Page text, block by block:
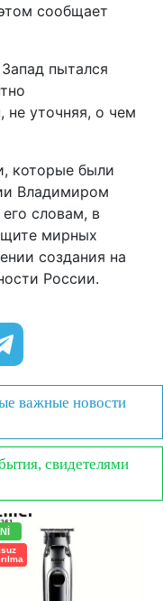
сообщает
пытался
не уточняя, о чем
которые были
Владимиром
словам, в
мирных
создания на
России.
важные новости
свидетелями